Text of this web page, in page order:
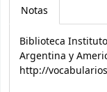
Notas
Biblioteca
Argentina y
http://